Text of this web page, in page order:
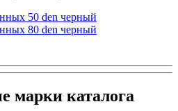
50 den черный
80 den черный
марки каталога